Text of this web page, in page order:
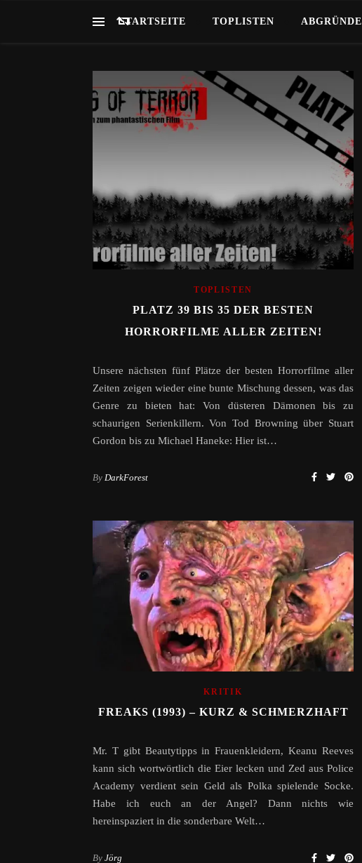
STARTSEITE TOPLISTEN ABGRÜNDE
TOPLISTEN
PLATZ 39 BIS 35 DER BESTEN
HORRORFILME ALLER ZEITEN!
Unsere nächsten fünf Plätze der besten Horrorfilme aller
Zeiten zeigen wieder eine bunte Mischung dessen, was das
Genre zu bieten hat: Von düsteren Dämonen bis zu
schaurigen Serienkillern. Von Tod Browning über Stuart
Gordon bis zu Michael Haneke: Hier ist…
By DarkForest
KRITIK
FREAKS (1993) – KURZ & SCHMERZHAFT
Mr. T gibt Beautytipps in Frauenkleidern, Keanu Reeves
kann sich wortwörtlich die Eier lecken und Zed aus Police
Academy verdient sein Geld als Polka spielende Socke.
Habe ich euch an der Angel? Dann nichts wie
hereinspaziert in die sonderbare Welt…
By Jörg